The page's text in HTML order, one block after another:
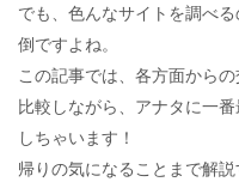
でも、色んなサイトを調べ
倒ですよね。
この記事では、各方面から
比較しながら、アナタに一
しちゃいます！
帰りの気になることまで解